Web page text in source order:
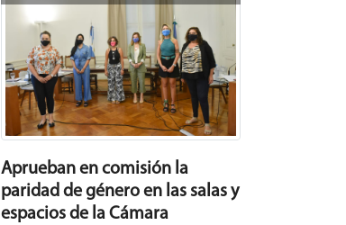
Aprueban en comisión la
paridad de género en las salas y
espacios de la Cámara